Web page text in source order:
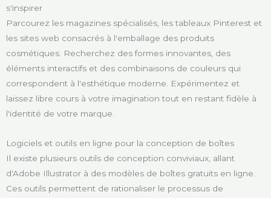
s'inspirer
Parcourez les magazines spécialisés, les tableaux Pinterest et
les sites web consacrés à l'emballage des produits
cosmétiques. Recherchez des formes innovantes, des
éléments interactifs et des combinaisons de couleurs qui
correspondent à l'esthétique moderne. Expérimentez et
laissez libre cours à votre imagination tout en restant fidèle à
l'identité de votre marque.
Logiciels et outils en ligne pour la conception de boîtes
Il existe plusieurs outils de conception conviviaux, allant
d'Adobe Illustrator à des modèles de boîtes gratuits en ligne.
Ces outils permettent de rationaliser le processus de